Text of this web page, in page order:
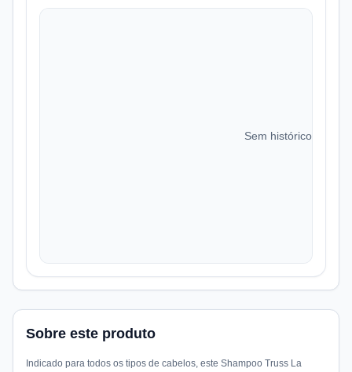
Sem histórico de
Sobre este produto
Indicado para todos os tipos de cabelos, este Shampoo Truss La